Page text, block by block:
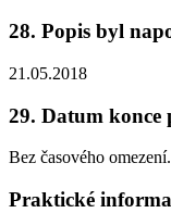
28. Popis byl
21.05.2018
29. Datum konce
Bez časového omezení.
Praktické